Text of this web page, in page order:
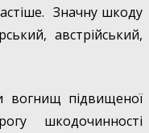
Значну шкоду
австрійський,
вогнищ підвищеної
шкодочинності